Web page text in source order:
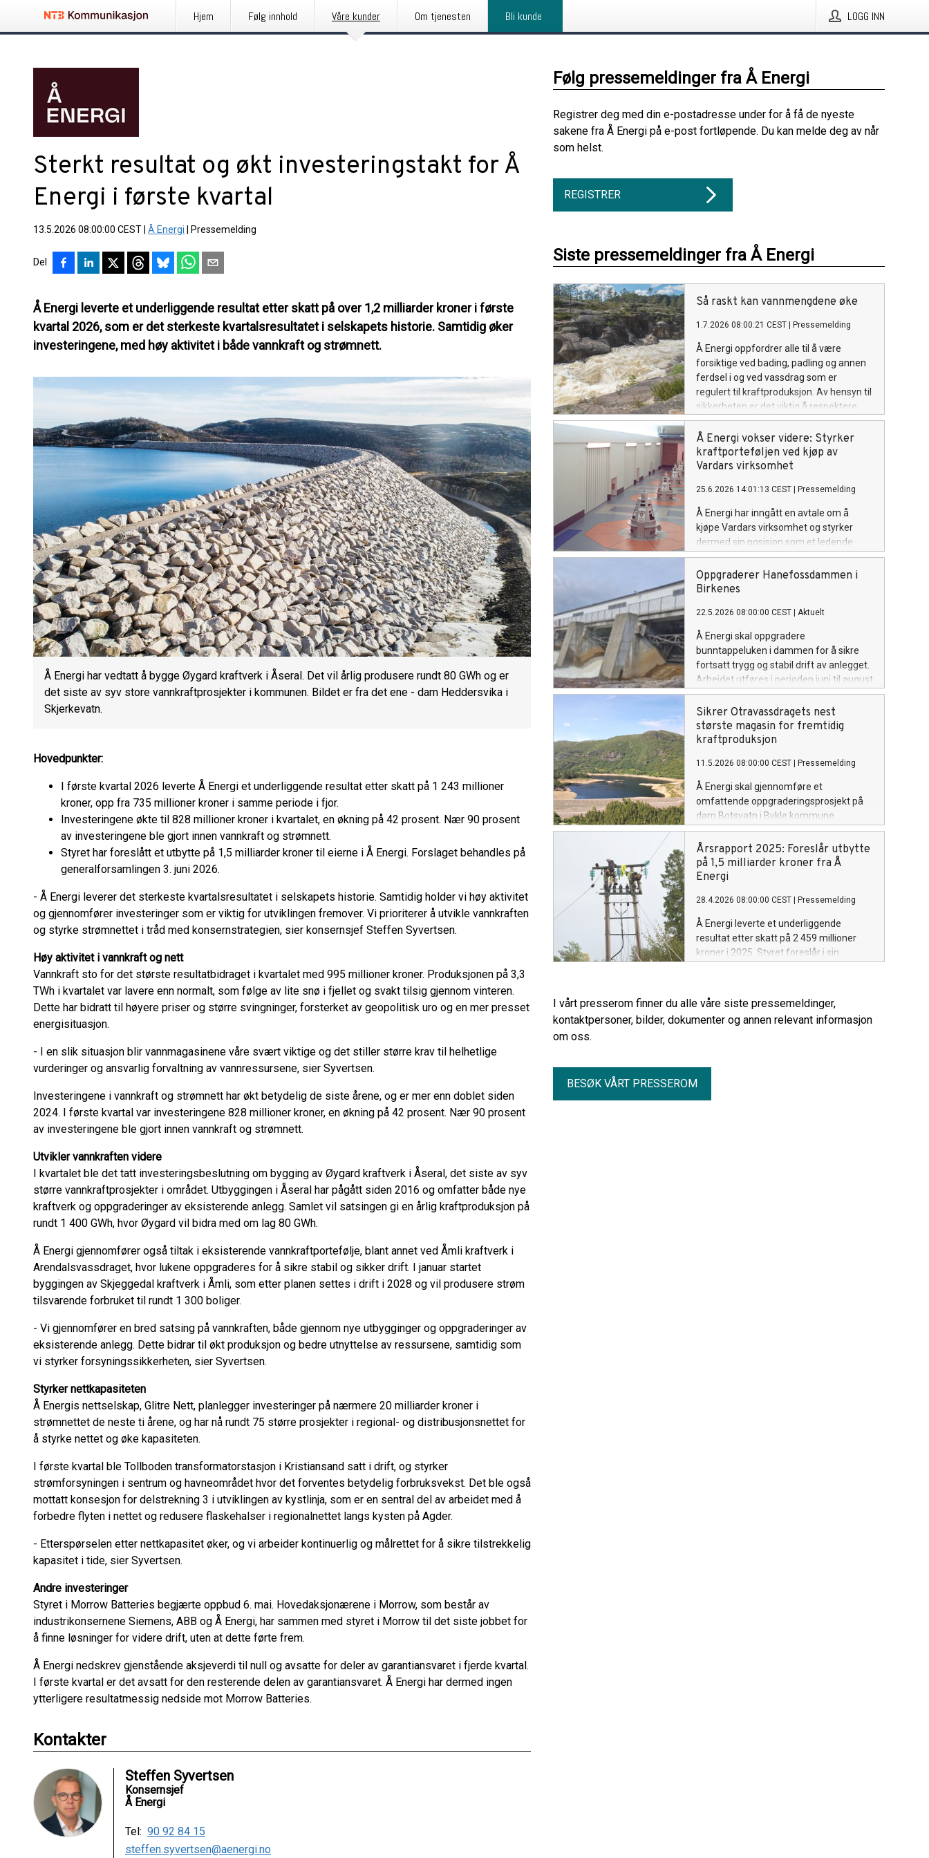
Hjem Følg innhold Våre kunder Om tjenesten Bli kunde LOGG INN
Sterkt resultat og økt investeringstakt for Å
Energi i første kvartal
13.5.2026 08:00:00 CEST Å Energi Pressemelding
Del
Å Energi leverte et underliggende resultat etter skatt på over 1,2 milliarder kroner i første
kvartal 2026, som er det sterkeste kvartalsresultatet i selskapets historie. Samtidig øker
investeringene, med høy aktivitet i både vannkraft og strømnett.
Å Energi har vedtatt å bygge Øygard kraftverk i Åseral. Det vil årlig produsere rundt 80 GWh og er
det siste av syv store vannkraftprosjekter i kommunen. Bildet er fra det ene - dam Heddersvika i
Skjerkevatn.
Hovedpunkter:
I første kvartal 2026 leverte Å Energi et underliggende resultat etter skatt på 1 243 millioner
kroner, opp fra 735 millioner kroner i samme periode i fjor.
Investeringene økte til 828 millioner kroner i kvartalet, en økning på 42 prosent. Nær 90 prosent
av investeringene ble gjort innen vannkraft og strømnett.
Styret har foreslått et utbytte på 1,5 milliarder kroner til eierne i Å Energi. Forslaget behandles på
generalforsamlingen 3. juni 2026.
- Å Energi leverer det sterkeste kvartalsresultatet i selskapets historie. Samtidig holder vi høy aktivitet
og gjennomfører investeringer som er viktig for utviklingen fremover. Vi prioriterer å utvikle vannkraften
og styrke strømnettet i tråd med konsernstrategien, sier konsernsjef Steffen Syvertsen.
Høy aktivitet i vannkraft og nett
Vannkraft sto for det største resultatbidraget i kvartalet med 995 millioner kroner. Produksjonen på 3,3
TWh i kvartalet var lavere enn normalt, som følge av lite snø i fjellet og svakt tilsig gjennom vinteren.
Dette har bidratt til høyere priser og større svingninger, forsterket av geopolitisk uro og en mer presset
energisituasjon.
- I en slik situasjon blir vannmagasinene våre svært viktige og det stiller større krav til helhetlige
vurderinger og ansvarlig forvaltning av vannressursene, sier Syvertsen.
Investeringene i vannkraft og strømnett har økt betydelig de siste årene, og er mer enn doblet siden
2024. I første kvartal var investeringene 828 millioner kroner, en økning på 42 prosent. Nær 90 prosent
av investeringene ble gjort innen vannkraft og strømnett.
Utvikler vannkraften videre
I kvartalet ble det tatt investeringsbeslutning om bygging av Øygard kraftverk i Åseral, det siste av syv
større vannkraftprosjekter i området. Utbyggingen i Åseral har pågått siden 2016 og omfatter både nye
kraftverk og oppgraderinger av eksisterende anlegg. Samlet vil satsingen gi en årlig kraftproduksjon på
rundt 1 400 GWh, hvor Øygard vil bidra med om lag 80 GWh.
Å Energi gjennomfører også tiltak i eksisterende vannkraftportefølje, blant annet ved Åmli kraftverk i
Arendalsvassdraget, hvor lukene oppgraderes for å sikre stabil og sikker drift. I januar startet
byggingen av Skjeggedal kraftverk i Åmli, som etter planen settes i drift i 2028 og vil produsere strøm
tilsvarende forbruket til rundt 1 300 boliger.
- Vi gjennomfører en bred satsing på vannkraften, både gjennom nye utbygginger og oppgraderinger av
eksisterende anlegg. Dette bidrar til økt produksjon og bedre utnyttelse av ressursene, samtidig som
vi styrker forsyningssikkerheten, sier Syvertsen.
Styrker nettkapasiteten
Å Energis nettselskap, Glitre Nett, planlegger investeringer på nærmere 20 milliarder kroner i
strømnettet de neste ti årene, og har nå rundt 75 større prosjekter i regional- og distribusjonsnettet for
å styrke nettet og øke kapasiteten.
I første kvartal ble Tollboden transformatorstasjon i Kristiansand satt i drift, og styrker
strømforsyningen i sentrum og havneområdet hvor det forventes betydelig forbruksvekst. Det ble også
mottatt konsesjon for delstrekning 3 i utviklingen av kystlinja, som er en sentral del av arbeidet med å
forbedre flyten i nettet og redusere flaskehalser i regionalnettet langs kysten på Agder.
- Etterspørselen etter nettkapasitet øker, og vi arbeider kontinuerlig og målrettet for å sikre tilstrekkelig
kapasitet i tide, sier Syvertsen.
Andre investeringer
Styret i Morrow Batteries begjærte oppbud 6. mai. Hovedaksjonærene i Morrow, som består av
industrikonsernene Siemens, ABB og Å Energi, har sammen med styret i Morrow til det siste jobbet for
å finne løsninger for videre drift, uten at dette førte frem.
Å Energi nedskrev gjenstående aksjeverdi til null og avsatte for deler av garantiansvaret i fjerde kvartal.
I første kvartal er det avsatt for den resterende delen av garantiansvaret. Å Energi har dermed ingen
ytterligere resultatmessig nedside mot Morrow Batteries.
Kontakter
Steffen Syvertsen
Konsernsjef
Å Energi
Tel: 90 92 84 15
steffen.syvertsen@aenergi.no
Følg pressemeldinger fra Å Energi
Registrer deg med din e-postadresse under for å få de nyeste
sakene fra Å Energi på e-post fortløpende. Du kan melde deg av når
som helst.
REGISTRER
Siste pressemeldinger fra Å Energi
Så raskt kan vannmengdene øke
1.7.2026 08:00:21 CEST Pressemelding
Å Energi oppfordrer alle til å være
forsiktige ved bading, padling og annen
ferdsel i og ved vassdrag som er
regulert til kraftproduksjon. Av hensyn til
sikkerheten er det viktig å respektere
fareskiltene som er satt opp flere steder.
Å Energi vokser videre: Styrker
kraftporteføljen ved kjøp av
Vardars virksomhet
25.6.2026 14:01:13 CEST Pressemelding
Å Energi har inngått en avtale om å
kjøpe Vardars virksomhet og styrker
dermed sin posisjon som et ledende
kraftkonsern. Oppkjøpet gir en betydelig
økning i konsernets vannkraftportefølje,
i tillegg til virksomheter innen
Oppgraderer Hanefossdammen i
Birkenes
22.5.2026 08:00:00 CEST Aktuelt
Å Energi skal oppgradere
bunntappeluken i dammen for å sikre
fortsatt trygg og stabil drift av anlegget.
Arbeidet utføres i perioden juni til august
og av sikkerhetshensyn vil gangveien
over dammen stenges i kortere tidsrom.
Sikrer Otravassdragets nest
største magasin for fremtidig
kraftproduksjon
11.5.2026 08:00:00 CEST Pressemelding
Å Energi skal gjennomføre et
omfattende oppgraderingsprosjekt på
dam Botsvatn i Bykle kommune.
Dammen tilhører et av de store
inntaksmagasinene som sikrer
kraftproduksjon i Sør-Norge. Prosjektet
har en byggekostnad på rundt 120
Årsrapport 2025: Foreslår utbytte
på 1,5 milliarder kroner fra Å
Energi
28.4.2026 08:00:00 CEST Pressemelding
Å Energi leverte et underliggende
resultat etter skatt på 2 459 millioner
kroner i 2025. Styret foreslår i sin
Fremover vil Å Energi fortsette med
betydelige investeringer i vannkraft og
strømnett.
I vårt presserom finner du alle våre siste pressemeldinger,
kontaktpersoner, bilder, dokumenter og annen relevant informasjon
om oss.
BESØK VÅRT PRESSEROM